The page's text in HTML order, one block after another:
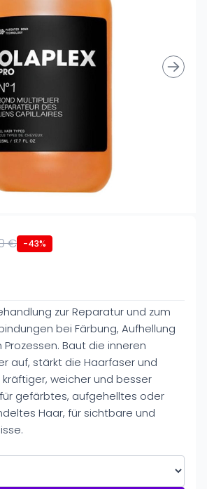
€ -43%
zur Reparatur und zum
bei Färbung, Aufhellung
Baut die inneren
auf, stärkt die Haarfaser und
weicher und besser
gefärbtes, aufgehelltes oder
Haar, für sichtbare und